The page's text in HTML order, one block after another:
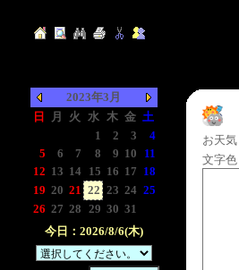
2023年3月
日
月 火 水 木 金 土
1 2 3
4
5
6 7 8 9 10
11
12 13 14 15 16 17 18
19 20 21 22 23 24 25
26 27 28 29 30 31
今日：2026/8/6(木)
お天気
文字色